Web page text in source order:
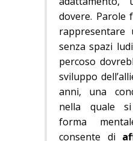
dovere. Parole
senza spazi
percoso
sviluppo
anni, una
nella quale
forma
consente di